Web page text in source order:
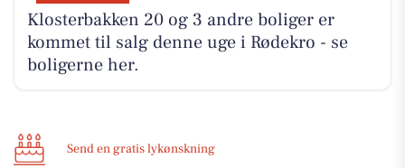
Klosterbakken 20 og 3 andre boliger er
kommet til salg denne uge i Rødekro - se
boligerne her.
Send en gratis lykønskning